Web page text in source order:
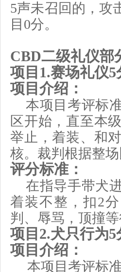
5声未召回的 ，攻
目 0分。
CBD二级礼仪部
项目 1.赛场礼仪5
项目介绍：
本项目考评标
区开始，直至本
举止，着装、和
核。 裁判根据整
评分标准：
在指导手带犬
着装不整，扣2
判、辱骂，顶撞
项目 2.犬只行为5
项目介绍：
本项目考评标